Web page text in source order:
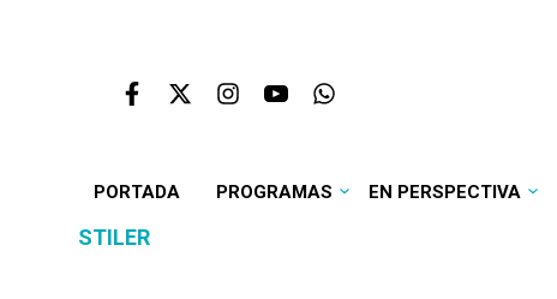
PORTADA PROGRAMAS EN PERSPECTIVA
STILER